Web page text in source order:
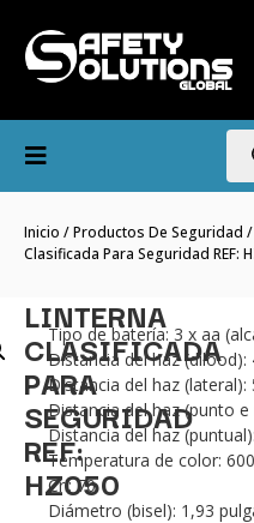
Inicio /Productos De Seguridad /
Clasificada Para Seguridad REF:
LINTERNA
CLASIFICADA
PARA
SEGURIDAD
REF:
HZ050
Tipo de batería: 3 x aa
Distancia del haz (dilood):
Distancia del haz (lateral):
Distancia del haz (punto
Distancia del haz
Temperatura de color:
Cri: 70
Diámetro (bisel): 1,93